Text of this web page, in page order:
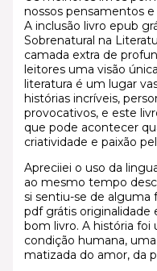
nossos pensamentos
A inclusão livro epub
Sobrenatural na
camada extra de
leitores uma visão
literatura é um lugar
histórias incríveis,
provocativos, e este
que pode acontecer
criatividade e paixão
Apreciiei o uso da
ao mesmo tempo
si sentiu-se de alguma
pdf grátis
bom livro. A história foi
condição humana,
matizada do amor, da